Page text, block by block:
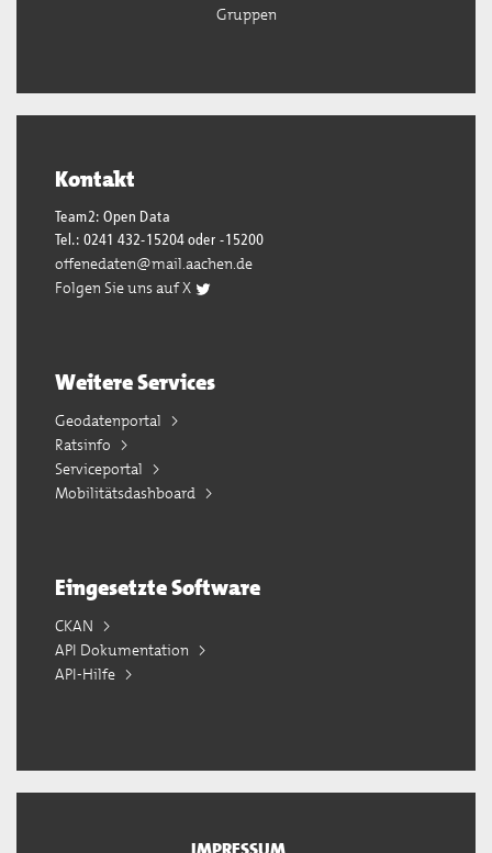
Gruppen
Kontakt
Team2: Open Data
Tel.: 0241 432-15204 oder -15200
offenedaten@mail.aachen.de
Folgen Sie uns auf X
Weitere Services
Geodatenportal
Ratsinfo
Serviceportal
Mobilitätsdashboard
Eingesetzte Software
CKAN
API Dokumentation
API-Hilfe